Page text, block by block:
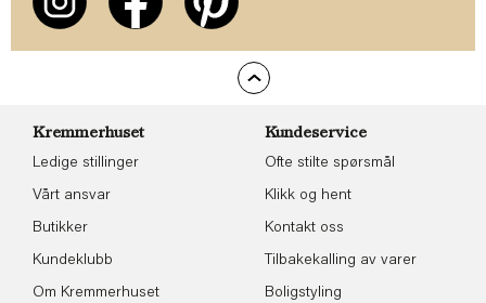
Kremmerhuset
Ledige stillinger
Vårt ansvar
Butikker
Kundeklubb
Om Kremmerhuset
Kundeservice
Ofte stilte spørsmål
Klikk og hent
Kontakt oss
Tilbakekalling av varer
Boligstyling